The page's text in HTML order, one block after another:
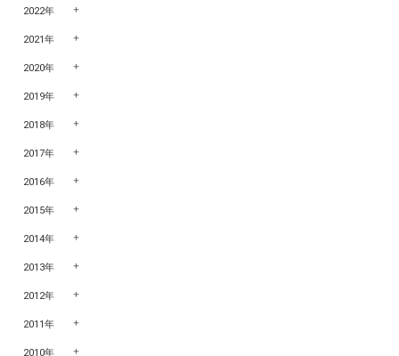
2022年
2021年
2020年
2019年
2018年
2017年
2016年
2015年
2014年
2013年
2012年
2011年
2010年